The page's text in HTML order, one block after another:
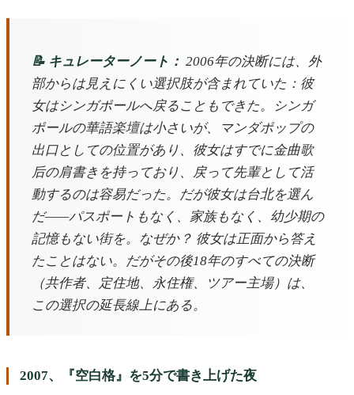
📝 キュレーターノート： 2006年の決断には、外
部からは見えにくい選択肢が含まれていた：彼
女はシンガポールへ戻ることもできた。シンガ
ポールの華語楽壇は小さいが、マンダポップの
出口としての位置があり、彼女はすでに金曲歌
后の肩書きを持っており、戻って先輩として活
動するのは容易だった。だが彼女は台北を選ん
だ——パスポートもなく、家族もなく、幼少期の
記憶もない街を。なぜか？ 彼女は正面から答え
たことはない。だがその後18年のすべての決断
（共作者、定住地、永住権、ツアー主場）は、
この選択の延長線上にある。
2007、『空白格』を5分で書き上げた夜